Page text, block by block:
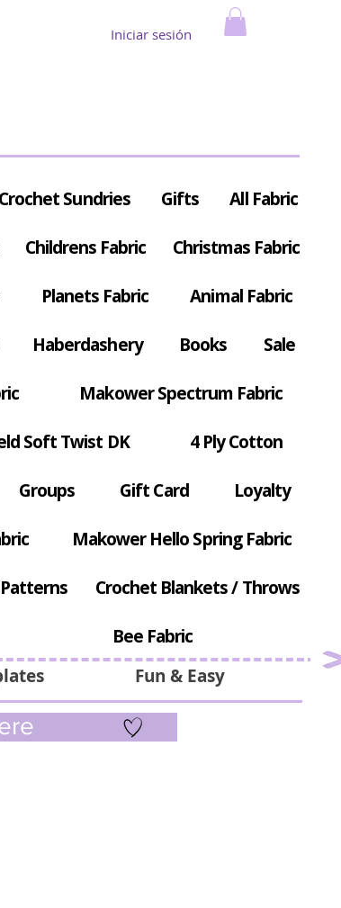
Iniciar sesión
Fun & Easy
Sundries Gifts All Fabric
Childrens Fabric Christmas Fabric
Planets Fabric Animal Fabric
Haberdashery Books Sale
Makower Spectrum Fabric
Soft Twist DK 4 Ply Cotton
Groups Gift Card Loyalty
Makower Hello Spring Fabric
Crochet Blankets / Throws
Bee Fabric